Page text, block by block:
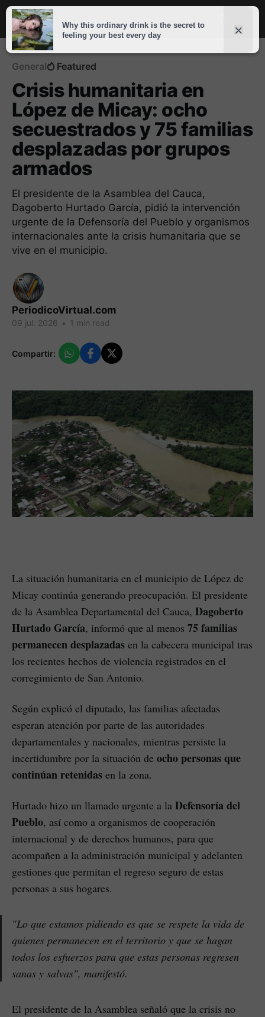
General Featured
Crisis humanitaria en
López de Micay: ocho
secuestrados y 75 familias
desplazadas por grupos
armados
El presidente de la Asamblea del Cauca,
Dagoberto Hurtado García, pidió la intervención
urgente de la Defensoría del Pueblo y organismos
internacionales ante la crisis humanitaria que se
vive en el municipio.
PeriodicoVirtual.com
09 jul. 2026 • 1 min read
Compartir:
La situación humanitaria en el municipio de López de
Micay continúa generando preocupación. El presidente
de la Asamblea Departamental del Cauca, Dagoberto
Hurtado García, informó que al menos 75 familias
permanecen desplazadas en la cabecera municipal tras
los recientes hechos de violencia registrados en el
corregimiento de San Antonio.
Según explicó el diputado, las familias afectadas
esperan atención por parte de las autoridades
departamentales y nacionales, mientras persiste la
incertidumbre por la situación de ocho personas que
continúan retenidas en la zona.
Hurtado hizo un llamado urgente a la Defensoría del
Pueblo, así como a organismos de cooperación
internacional y de derechos humanos, para que
acompañen a la administración municipal y adelanten
gestiones que permitan el regreso seguro de estas
personas a sus hogares.
"Lo que estamos pidiendo es que se respete la vida de
quienes permanecen en el territorio y que se hagan
todos los esfuerzos para que estas personas regresen
sanas y salvas", manifestó.
El presidente de la Asamblea señaló que la crisis no